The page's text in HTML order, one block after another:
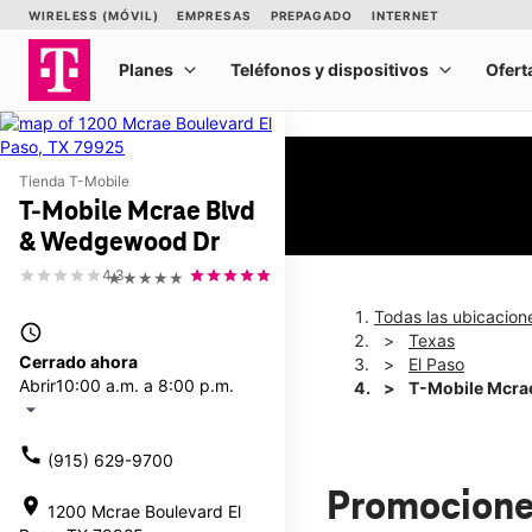
Tienda T-Mobile
T-Mobile Mcrae Blvd
& Wedgewood Dr
★★★★★
4.3
access_time
Cerrado ahora
Abrir10:00 a.m. a 8:00 p.m.
arrow_drop_down
call (915) 629-9700
location_on 1200 Mcrae Boulevard El
Todas las
Texas
El Paso
T-Mobile